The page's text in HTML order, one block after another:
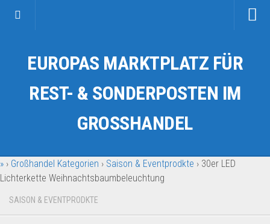
Kategorien
Auto & Motorrad
Fahrzeuge & Transport
Garten & Werkzeug
Geschäft, Büro & Schreibwaren
Geschenkartikel
EUROPAS MARKTPLATZ FÜR
REST- & SONDERPOSTEN IM
GROSSHANDEL
» › Großhandel Kategorien › Saison & Eventprodkte › 30er LED
Lichterkette Weihnachtsbaumbeleuchtung
SAISON & EVENTPRODKTE